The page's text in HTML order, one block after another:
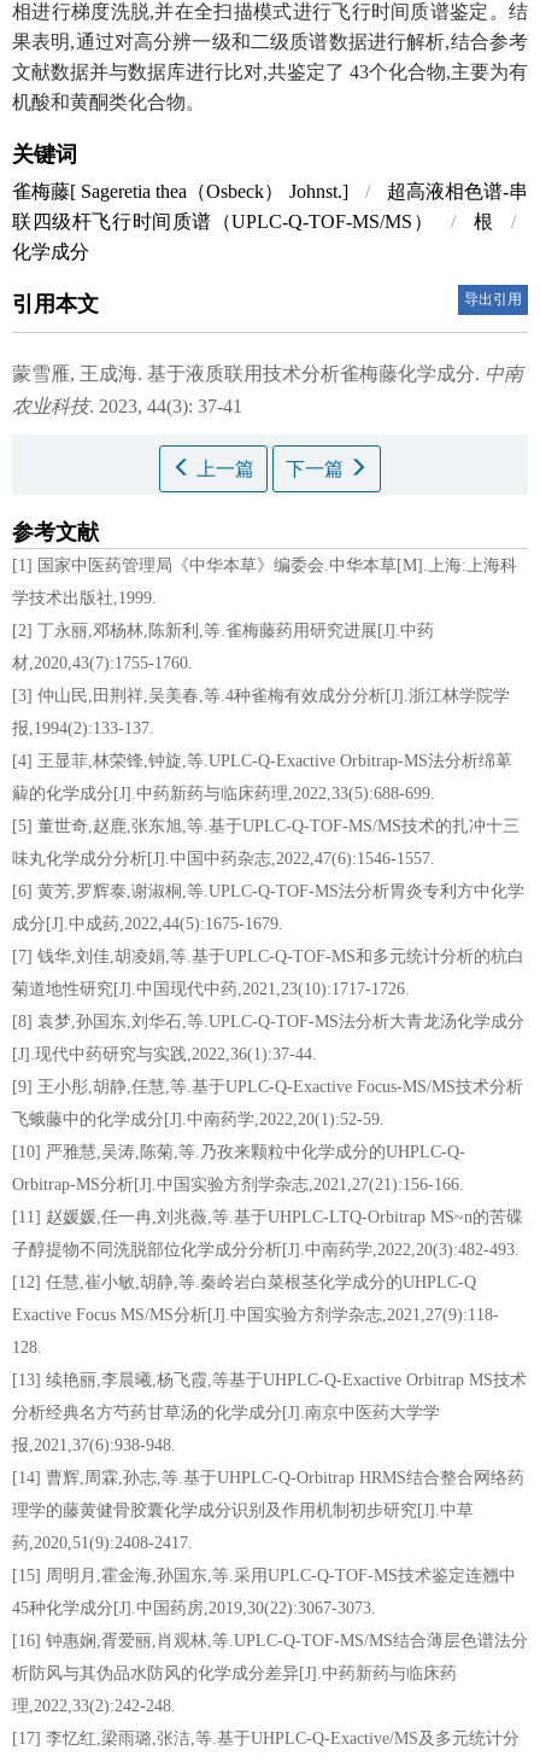
相进行梯度洗脱,并在全扫描模式进行飞行时间质谱鉴定。结
果表明,通过对高分辨一级和二级质谱数据进行解析,结合参考
文献数据并与数据库进行比对,共鉴定了 43个化合物,主要为有
机酸和黄酮类化合物。
关键词
雀梅藤[ Sageretia thea （Osbeck） Johnst.] /
超高液相色谱-串
联四级杆飞行时间质谱（UPLC-Q-TOF-MS/MS）
/ 根
/
化学成分
引用本文 导出引用
蒙雪雁, 王成海. 基于液质联用技术分析雀梅藤化学成分. 中南
农业科技. 2023, 44(3): 37-41
上一篇 下一篇
参考文献
[1] 国家中医药管理局《中华本草》编委会.中华本草[M].上海:上海科
学技术出版社,1999.
[2] 丁永丽,邓杨林,陈新利,等.雀梅藤药用研究进展[J].中药
材,2020,43(7):1755-1760.
[3] 仲山民,田荆祥,吴美春,等.4种雀梅有效成分分析[J].浙江林学院学
报,1994(2):133-137.
[4] 王显菲,林荣锋,钟旋,等.UPLC-Q-Exactive Orbitrap-MS法分析绵萆
薢的化学成分[J].中药新药与临床药理,2022,33(5):688-699.
[5] 董世奇,赵鹿,张东旭,等.基于UPLC-Q-TOF-MS/MS技术的扎冲十三
味丸化学成分分析[J].中国中药杂志,2022,47(6):1546-1557.
[6] 黄芳,罗辉泰,谢淑桐,等.UPLC-Q-TOF-MS法分析胃炎专利方中化学
成分[J].中成药,2022,44(5):1675-1679.
[7] 钱华,刘佳,胡凌娟,等.基于UPLC-Q-TOF-MS和多元统计分析的杭白
菊道地性研究[J].中国现代中药,2021,23(10):1717-1726.
[8] 袁梦,孙国东,刘华石,等.UPLC-Q-TOF-MS法分析大青龙汤化学成分
[J].现代中药研究与实践,2022,36(1):37-44.
[9] 王小彤,胡静,任慧,等.基于UPLC-Q-Exactive Focus-MS/MS技术分析
飞蛾藤中的化学成分[J].中南药学,2022,20(1):52-59.
[10] 严雅慧,吴涛,陈菊,等.乃孜来颗粒中化学成分的UHPLC-Q-
Orbitrap-MS分析[J].中国实验方剂学杂志,2021,27(21):156-166.
[11] 赵媛媛,任一冉,刘兆薇,等.基于UHPLC-LTQ-Orbitrap MS~n的苦碟
子醇提物不同洗脱部位化学成分分析[J].中南药学,2022,20(3):482-493.
[12] 任慧,崔小敏,胡静,等.秦岭岩白菜根茎化学成分的UHPLC-Q
Exactive Focus MS/MS分析[J].中国实验方剂学杂志,2021,27(9):118-
128.
[13] 续艳丽,李晨曦,杨飞霞,等基于UHPLC-Q-Exactive Orbitrap MS技术
分析经典名方芍药甘草汤的化学成分[J].南京中医药大学学
报,2021,37(6):938-948.
[14] 曹辉,周霖,孙志,等.基于UHPLC-Q-Orbitrap HRMS结合整合网络药
理学的藤黄健骨胶囊化学成分识别及作用机制初步研究[J].中草
药,2020,51(9):2408-2417.
[15] 周明月,霍金海,孙国东,等.采用UPLC-Q-TOF-MS技术鉴定连翘中
45种化学成分[J].中国药房,2019,30(22):3067-3073.
[16] 钟惠娴,胥爱丽,肖观林,等.UPLC-Q-TOF-MS/MS结合薄层色谱法分
析防风与其伪品水防风的化学成分差异[J].中药新药与临床药
理,2022,33(2):242-248.
[17] 李忆红,梁雨璐,张洁,等.基于UHPLC-Q-Exactive/MS及多元统计分